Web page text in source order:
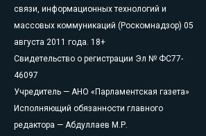
связи, информационных технологий и
массовых коммуникаций (Роскомнадзор) 05
августа 2011 года. 18+
Свидетельство о регистрации Эл № ФС77-
46097
Учредитель — АНО «Парламентская газета»
Исполняющий обязанности главного
редактора — Абдуллаев М.Р.